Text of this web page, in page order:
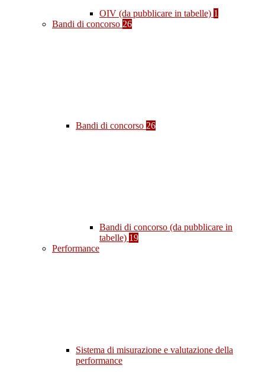
OIV (da pubblicare in tabelle) 1
Bandi di concorso 26
Bandi di concorso 26
Bandi di concorso (da pubblicare in
tabelle) 19
Performance
Sistema di misurazione e valutazione della
performance